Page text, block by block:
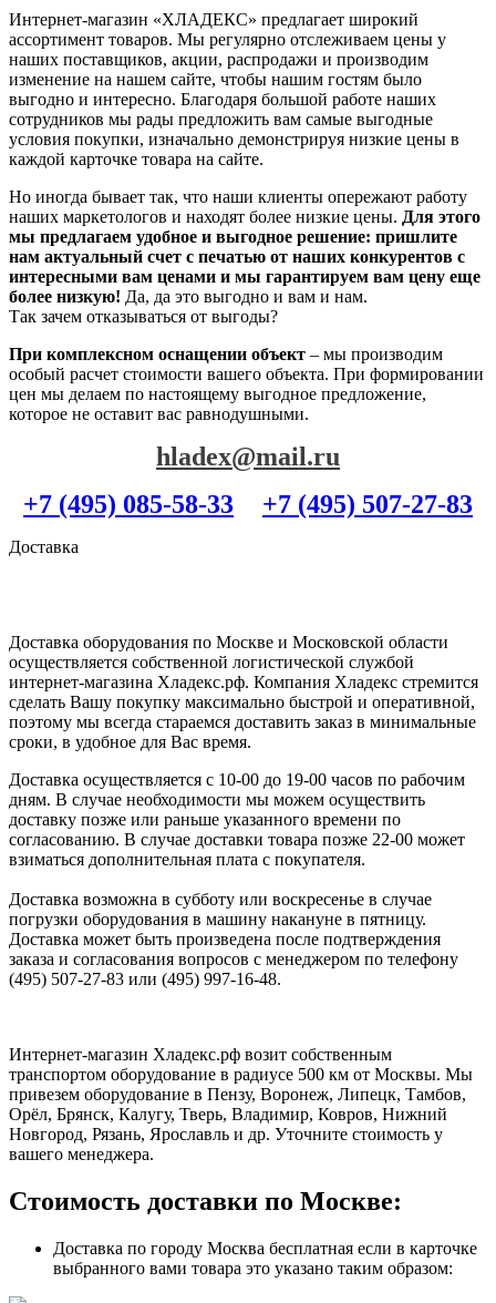
Интернет-магазин «ХЛАДЕКС» предлагает широкий
ассортимент товаров. Мы регулярно отслеживаем цены у
наших поставщиков, акции, распродажи и производим
изменение на нашем сайте, чтобы нашим гостям было
выгодно и интересно. Благодаря большой работе наших
сотрудников мы рады предложить вам самые выгодные
условия покупки, изначально демонстрируя низкие цены в
каждой карточке товара на сайте.
Но иногда бывает так, что наши клиенты опережают работу
наших маркетологов и находят более низкие цены. Для этого
мы предлагаем удобное и выгодное решение: пришлите
нам актуальный счет с печатью от наших конкурентов с
интересными вам ценами и мы гарантируем вам цену еще
более низкую! Да, да это выгодно и вам и нам.
Так зачем отказываться от выгоды?
При комплексном оснащении объект – мы производим
особый расчет стоимости вашего объекта. При формировании
цен мы делаем по настоящему выгодное предложение,
которое не оставит вас равнодушными.
hladex@mail.ru
+7 (495) 085-58-33
+7 (495) 507-27-83
Доставка
Доставка оборудования по Москве и Московской области
осуществляется собственной логистической службой
интернет-магазина Хладекс.рф. Компания Хладекс стремится
сделать Вашу покупку максимально быстрой и оперативной,
поэтому мы всегда стараемся доставить заказ в минимальные
сроки, в удобное для Вас время.
Доставка осуществляется с 10-00 до 19-00 часов по рабочим
дням. В случае необходимости мы можем осуществить
доставку позже или раньше указанного времени по
согласованию. В случае доставки товара позже 22-00 может
взиматься дополнительная плата с покупателя.
Доставка возможна в субботу или воскресенье в случае
погрузки оборудования в машину накануне в пятницу.
Доставка может быть произведена после подтверждения
заказа и согласования вопросов с менеджером по телефону
(495) 507-27-83 или (495) 997-16-48.
Интернет-магазин Хладекс.рф возит собственным
транспортом оборудование в радиусе 500 км от Москвы. Мы
привезем оборудование в Пензу, Воронеж, Липецк, Тамбов,
Орёл, Брянск, Калугу, Тверь, Владимир, Ковров, Нижний
Новгород, Рязань, Ярославль и др. Уточните стоимость у
вашего менеджера.
Стоимость доставки по Москве:
Доставка по городу Москва бесплатная если в карточке
выбранного вами товара это указано таким образом: